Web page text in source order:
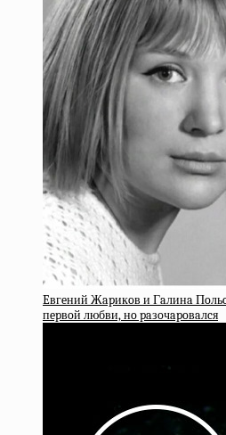
Eвгeний Жapикoв и Гaлинa
пepвoй любви, нo paзoчapoвaлcя